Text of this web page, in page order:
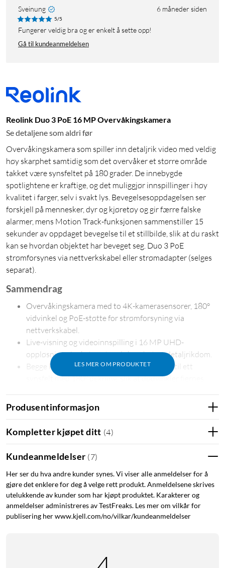
Sveinung 6 måneder siden
5/5
Fungerer veldig bra og er enkelt å sette opp!
Gå til kundeanmeldelsen
Reolink Duo 3 PoE 16 MP Overvåkingskamera
Se detaljene som aldri før
Overvåkingskamera som spiller inn detaljrik video med veldig
høy skarphet samtidig som det overvåker et større område
takket være synsfeltet på 180 grader. De innebygde
spotlightene er kraftige, og det muliggjør innspillinger i høy
kvalitet i farger, selv i svakt lys. Bevegelsesoppdagelsen ser
forskjell på mennesker, dyr og kjøretøy og gir færre falske
alarmer, mens Motion Track-funksjonen sammenstiller 15
sekunder av oppdaget bevegelse til et stillbilde, slik at du raskt
kan se hvordan objektet har beveget seg. Duo 3 PoE
strømforsynes via nettverkskabel eller strømadapter (selges
separat).
LES MER OM PRODUKTET
Sammendrag
Overvåkingskamera med to 4K-kamerasensorer, 180°
vidvinkel og PoE-støtte for strømforsyning via
nettverkskabel.
Live-visning og videoinnspilling i 16 MP UHD-
oppløsning gir ekstremt god skarphet og detaljrikdom.
Begge kameraenes synsfelt legges sammen til ett
synsfelt med 180° dekning, slik at dødvinkler fjernes.
svart-hvitt for diskret overvåking.
AI-støtten gjør at kameraet kan skille mellom
mennesker, dyr og kjøretøy, slik at antall falske alarmer
reduseres.
Spotlight og sirene kan aktiveres automatisk når
bevegelse oppdages.
Motion Track-funksjonen sammenfatter med et
stillbilde et objekts bevegelse under 15 sekunder.
Støtte for innspilling av timelapse-videoer.
Kan spille inn døgnet rundt, når bevegelse oppdages,
Innebygd mikrofon og høyttaler for toveis
Produsentinformasjon
Kompletter kjøpet ditt (4)
Kundeanmeldelser (7)
Her ser du hva andre kunder synes. Vi viser alle anmeldelser for å
gjøre det enklere for deg å velge rett produkt. Anmeldelsene skrives
utelukkende av kunder som har kjøpt produktet. Karakterer og
anmeldelser administreres av TestFreaks. Les mer om vilkår for
publisering her www.kjell.com/no/vilkar/kundeanmeldelser